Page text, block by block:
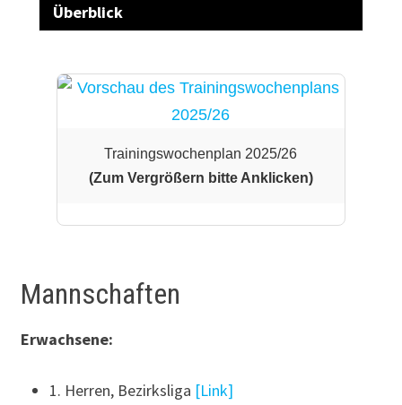
Überblick
Trainingswochenplan 2025/26
(Zum Vergrößern bitte Anklicken)
Mannschaften
Erwachsene:
1. Herren, Bezirksliga [Link]